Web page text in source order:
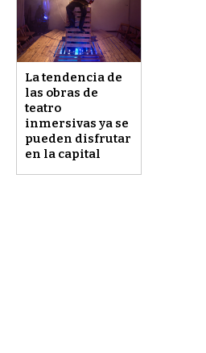
La tendencia de
las obras de
teatro
inmersivas ya se
pueden disfrutar
en la capital